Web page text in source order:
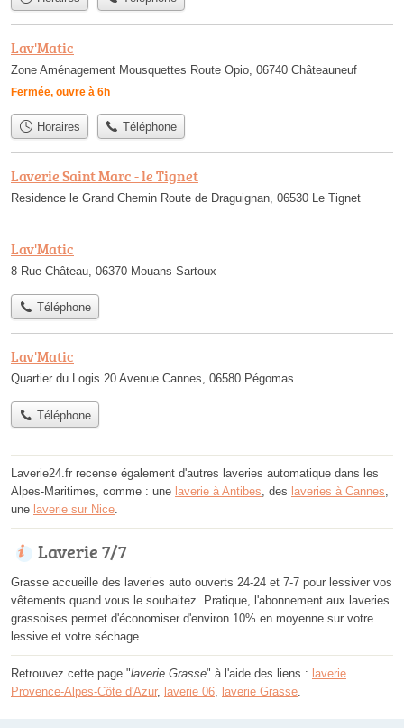
Lav'Matic
Zone Aménagement Mousquettes Route Opio, 06740 Châteauneuf
Fermée, ouvre à 6h
Horaires Téléphone
Laverie Saint Marc - le Tignet
Residence le Grand Chemin Route de Draguignan, 06530 Le Tignet
Lav'Matic
8 Rue Château, 06370 Mouans-Sartoux
Téléphone
Lav'Matic
Quartier du Logis 20 Avenue Cannes, 06580 Pégomas
Téléphone
Laverie24.fr recense également d'autres laveries automatique dans les
Alpes-Maritimes, comme : une laverie à Antibes , des laveries à Cannes
une laverie sur Nice
Laverie 7/7
Grasse accueille des laveries auto ouverts 24-24 et 7-7 pour lessiver vos
vêtements quand vous le souhaitez. Pratique, l'abonnement aux laveries
grassoises permet d'économiser d'environ 10% en moyenne sur votre
lessive et votre séchage.
Retrouvez cette page "laverie Grasse" à l'aide des liens : laverie
Provence-Alpes-Côte d'Azur, laverie 06 laverie Grasse